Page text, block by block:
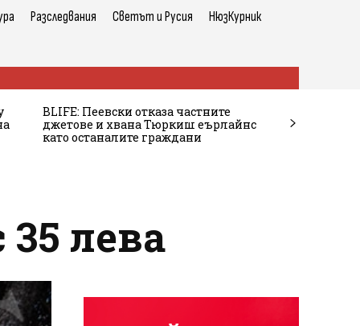
Разследвания Светът и Русия НюзКурник
BLIFE: Пеевски отказа частните
джетове и хвана Тюркиш еърлайнс
като останалите граждани
лева